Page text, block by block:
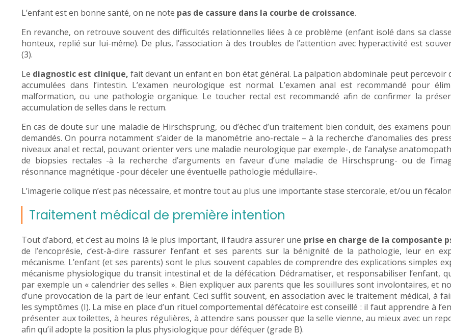
L’enfant est en bonne santé, on ne note pas de cassure dans la courbe de croissance.
En revanche, on retrouve souvent des difficultés relationnelles liées à ce problème (enfant isolé dans sa
honteux, replié sur lui-même). De plus, l’association à des troubles de l’attention avec hyperactivité est
(3).
Le diagnostic est clinique, fait devant un enfant en bon état général. La palpation abdominale peut percevoir
accumulées dans l’intestin. L’examen neurologique est normal. L’examen anal est recommandé pour
malformation, ou une pathologie organique. Le toucher rectal est recommandé afin de confirmer la
accumulation de selles dans le rectum.
En cas de doute sur une maladie de Hirschsprung, ou d’échec d’un traitement bien conduit, des examens
demandés. On pourra notamment s’aider de la manométrie ano-rectale – à la recherche d’anomalies des
niveaux anal et rectal, pouvant orienter vers une maladie neurologique par exemple-, de l’analyse
de biopsies rectales -à la recherche d’arguments en faveur d’une maladie de Hirschsprung- ou de
résonnance magnétique -pour déceler une éventuelle pathologie médullaire-.
L’imagerie colique n’est pas nécessaire, et montre tout au plus une importante stase stercorale, et/ou un
Traitement médical de première intention
Tout d’abord, et c’est au moins là le plus important, il faudra assurer une prise en charge de la composante
de l’encoprésie, c’est-à-dire rassurer l’enfant et ses parents sur la bénignité de la pathologie, leur en
mécanisme. L’enfant (et ses parents) sont le plus souvent capables de comprendre des explications simples
mécanisme physiologique du transit intestinal et de la défécation. Dédramatiser, et responsabiliser l’enfant,
par exemple un « calendrier des selles ». Bien expliquer aux parents que les souillures sont involontaires, et
d’une provocation de la part de leur enfant. Ceci suffit souvent, en association avec le traitement médical, à
les symptômes (I). La mise en place d’un rituel comportemental défécatoire est conseillé : il faut apprendre à
présenter aux toilettes, à heures régulières, à attendre sans pousser que la selle vienne, au mieux avec un
afin qu’il adopte la position la plus physiologique pour déféquer (grade B).